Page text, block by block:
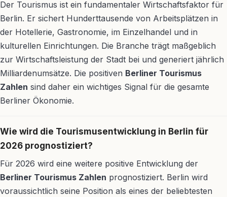
Der Tourismus ist ein fundamentaler Wirtschaftsfaktor für
Berlin. Er sichert Hunderttausende von Arbeitsplätzen in
der Hotellerie, Gastronomie, im Einzelhandel und in
kulturellen Einrichtungen. Die Branche trägt maßgeblich
zur Wirtschaftsleistung der Stadt bei und generiert jährlich
Milliardenumsätze. Die positiven Berliner Tourismus
Zahlen sind daher ein wichtiges Signal für die gesamte
Berliner Ökonomie.
Wie wird die Tourismusentwicklung in Berlin für
2026 prognostiziert?
Für 2026 wird eine weitere positive Entwicklung der
Berliner Tourismus Zahlen prognostiziert. Berlin wird
voraussichtlich seine Position als eines der beliebtesten